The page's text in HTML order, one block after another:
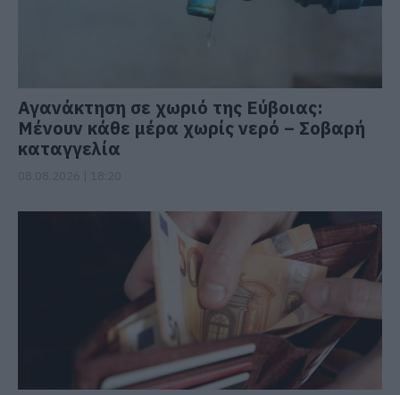
Αγανάκτηση σε χωριό της Εύβοιας:
Μένουν κάθε μέρα χωρίς νερό – Σοβαρή
καταγγελία